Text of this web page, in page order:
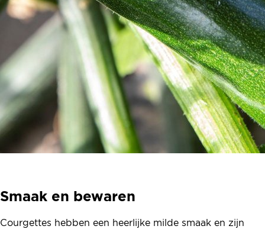
Smaak en bewaren
Courgettes hebben een heerlijke milde smaak en zijn